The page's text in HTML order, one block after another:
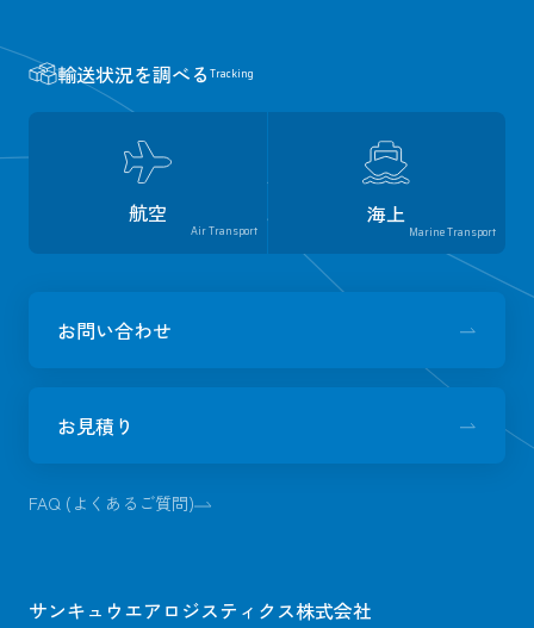
輸送状況を調べる Tracking
航空
Air Transport
海上
Marine Transport
お問い合わせ
お見積り
FAQ (よくあるご質問)
サンキュウエアロジスティクス株式会社